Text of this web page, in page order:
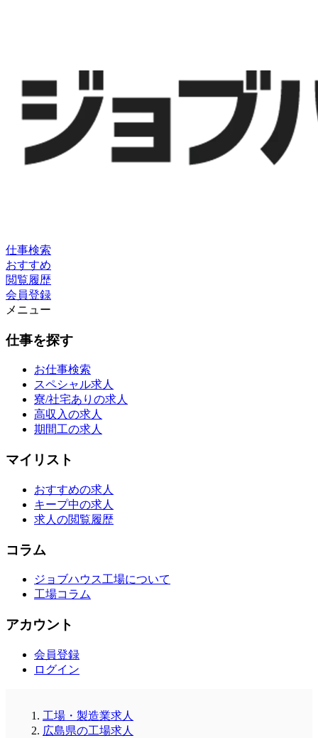
仕事検索
おすすめ
閲覧履歴
会員登録
メニュー
仕事を探す
お仕事検索
スペシャル求人
寮/社宅ありの求人
高収入の求人
期間工の求人
マイリスト
おすすめの求人
キープ中の求人
求人の閲覧履歴
コラム
ジョブハウス工場について
工場コラム
アカウント
会員登録
ログイン
工場・製造業求人
広島県の工場求人